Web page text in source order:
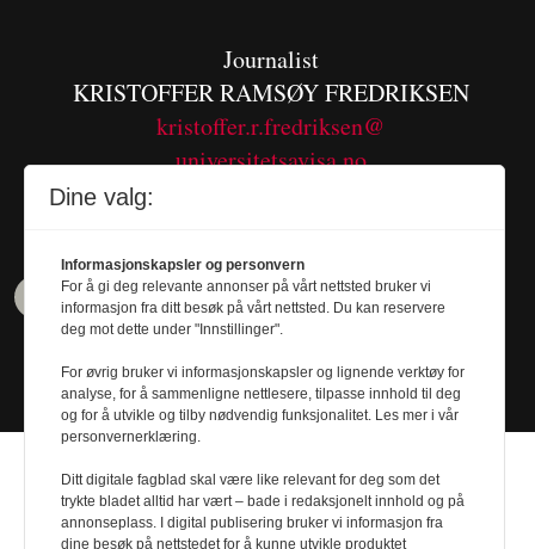
Journalist
KRISTOFFER RAMSØY FREDRIKSEN
kristoffer.r.fredriksen@
universitetsavisa.no
Dine valg:
Informasjonskapsler og personvern
For å gi deg relevante annonser på vårt nettsted bruker vi
informasjon fra ditt besøk på vårt nettsted. Du kan reservere
deg mot dette under "Innstillinger".
For øvrig bruker vi informasjonskapsler og lignende verktøy for
analyse, for å sammenligne nettlesere, tilpasse innhold til deg
og for å utvikle og tilby nødvendig funksjonalitet. Les mer i vår
personvernerklæring.
Ditt digitale fagblad skal være like relevant for deg som det
trykte bladet alltid har vært – bade i redaksjonelt innhold og på
annonseplass. I digital publisering bruker vi informasjon fra
dine besøk på nettstedet for å kunne utvikle produktet